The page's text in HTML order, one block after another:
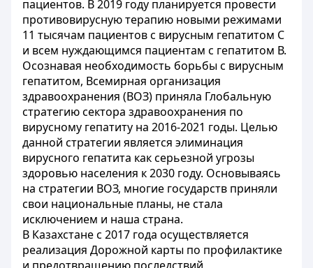
пациентов. В 2019 году планируется провести
противовирусную терапию новыми режимами
11 тысячам пациентов с вирусным гепатитом С
и всем нуждающимся пациентам с гепатитом В.
Осознавая необходимость борьбы с вирусным
гепатитом, Всемирная организация
здравоохранения (ВОЗ) приняла Глобальную
стратегию сектора здравоохранения по
вирусному гепатиту на 2016-2021 годы. Целью
данной стратегии является элиминация
вирусного гепатита как серьезной угрозы
здоровью населения к 2030 году. Основываясь
на стратегии ВОЗ, многие государств приняли
свои национальные планы, не стала
исключением и наша страна.
В Казахстане с 2017 года осуществляется
реализация Дорожной карты по профилактике